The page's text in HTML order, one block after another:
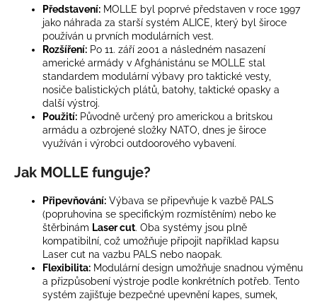
Představení: MOLLE byl poprvé představen v roce 1997
jako náhrada za starší systém ALICE, který byl široce
používán u prvních modulárních vest.
Rozšíření: Po 11. září 2001 a následném nasazení
americké armády v Afghánistánu se MOLLE stal
standardem modulární výbavy pro taktické vesty,
nosiče balistických plátů, batohy, taktické opasky a
další výstroj.
Použití: Původně určený pro americkou a britskou
armádu a ozbrojené složky NATO, dnes je široce
využíván i výrobci outdoorového vybavení.
Jak MOLLE funguje?
Připevňování: Výbava se připevňuje k vazbě PALS
(popruhovina se specifickým rozmístěním) nebo ke
štěrbinám Laser cut. Oba systémy jsou plně
kompatibilní, což umožňuje připojit například kapsu
Laser cut na vazbu PALS nebo naopak.
Flexibilita: Modulární design umožňuje snadnou výměnu
a přizpůsobení výstroje podle konkrétních potřeb. Tento
systém zajišťuje bezpečné upevnění kapes, sumek,
?
HLEDAT